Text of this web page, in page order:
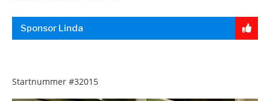
Sponsor Linda
Startnummer #32015